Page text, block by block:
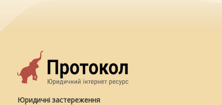
Юридичні застереження